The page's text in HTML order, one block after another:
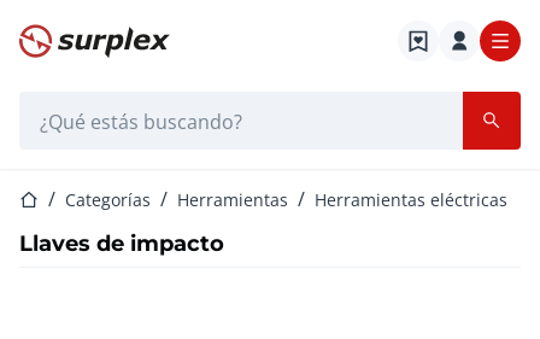
Página de inicio
Página de inicio
Categorías Herramientas Herramientas eléctricas
Llaves de impacto